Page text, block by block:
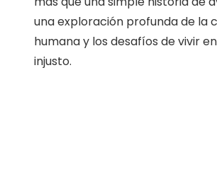
una exploración profunda de la
humana y los desafíos de vivir
injusto.